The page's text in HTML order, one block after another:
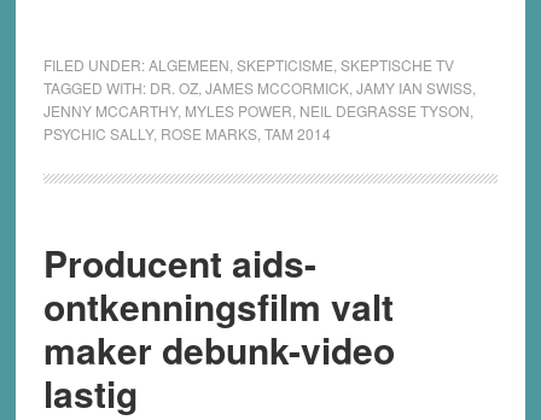
FILED UNDER:ALGEMEEN SKEPTICISME SKEPTISCHE TV
TAGGED WITH: DR. OZ, JAMES MCCORMICK, JAMY IAN SWISS,
JENNY MCCARTHY, MYLES POWER NEIL DEGRASSE TYSON
PSYCHIC SALLY, ROSE MARKS, TAM 2014
Producent aids-
ontkenningsfilm valt
maker debunk-video
lastig